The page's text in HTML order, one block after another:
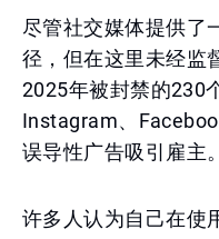
尽管社交媒体提供了
径，但在这里未经监
2025年被封禁的230
Instagram、
误导性广告吸引雇主。
许多人认为自己在使